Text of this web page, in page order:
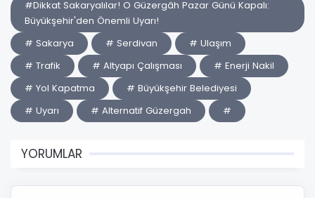
#Dikkat Sakaryalılar! O Güzergâh Pazar Günü Kapalı:
Büyükşehir'den Önemli Uyarı!
# Sakarya
# Serdivan
# Ulaşım
# Trafik
# Altyapı Çalışması
# Enerji Nakil
# Yol Kapatma
# Büyükşehir Belediyesi
# Uyarı
# Alternatif Güzergah #
YORUMLAR